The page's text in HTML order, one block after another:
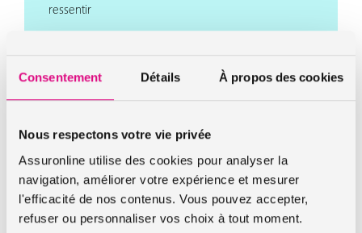
Consentement Détails À propos des cookies
Nous respectons votre vie privée
Assuronline utilise des cookies pour analyser la
navigation, améliorer votre expérience et mesurer
l'efficacité de nos contenus. Vous pouvez accepter,
refuser ou personnaliser vos choix à tout moment.
ressentir
Pas vraiment. On ne peut pas être certain d’éradiquer
l’allergie, mais on peut l’atténuer. Notamment en évitant
tout contact direct avec l’allergène en question. Il faudra
alors se renseigner sur la présence de pollens dans les
différentes régions françaises. La carte de vigilance pollen